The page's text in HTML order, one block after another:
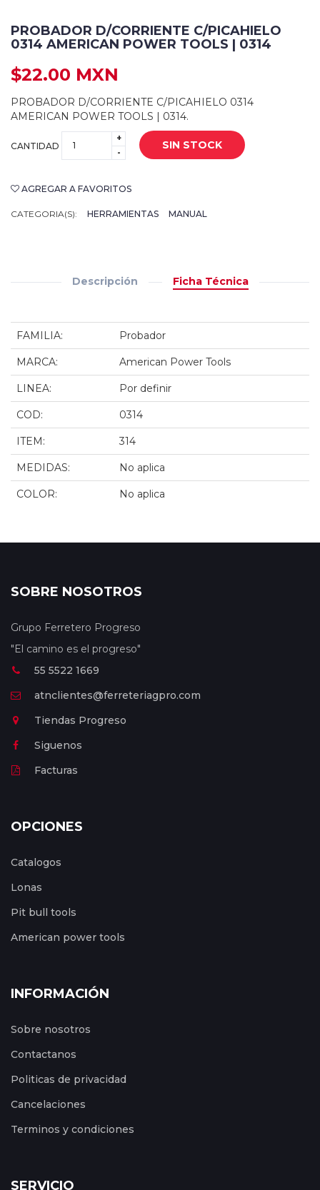
PROBADOR D/CORRIENTE C/PICAHIELO
0314 AMERICAN POWER TOOLS | 0314
$22.00 MXN
PROBADOR D/CORRIENTE C/PICAHIELO 0314
AMERICAN POWER TOOLS | 0314.
CANTIDAD
+
-
SIN STOCK
AGREGAR A FAVORITOS
CATEGORIA(S): HERRAMIENTAS MANUAL
Descripción Ficha Técnica
FAMILIA: Probador
MARCA: American Power Tools
LINEA: Por definir
COD: 0314
ITEM: 314
MEDIDAS: No aplica
COLOR: No aplica
SOBRE NOSOTROS
Grupo Ferretero Progreso
"El camino es el progreso"
55 5522 1669
atnclientes@ferreteriagpro.com
Tiendas Progreso
Siguenos
Facturas
OPCIONES
Catalogos
Lonas
Pit bull tools
American power tools
INFORMACIÓN
Sobre nosotros
Contactanos
Politicas de privacidad
Cancelaciones
Terminos y condiciones
SERVICIO